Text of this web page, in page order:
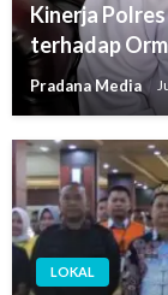
Kinerja
terhadap
Pradana Media
LOKAL